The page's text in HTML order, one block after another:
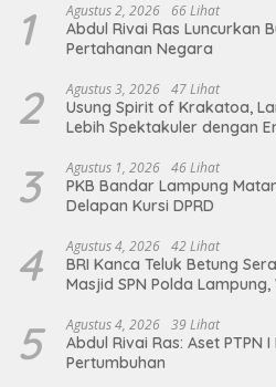
1 Agustus 2, 2026 66 Lihat
Abdul Rivai Ras Luncurkan
Pertahanan Negara
2 Agustus 3, 2026 47 Lihat
Usung Spirit of Krakatoa,
Lebih Spektakuler dengan
3 Agustus 1, 2026 46 Lihat
PKB Bandar Lampung
Delapan Kursi DPRD
4 Agustus 4, 2026 42 Lihat
BRI Kanca Teluk Betung
Masjid SPN Polda
5 Agustus 4, 2026 39 Lihat
Abdul Rivai Ras: Aset PTPN
Pertumbuhan